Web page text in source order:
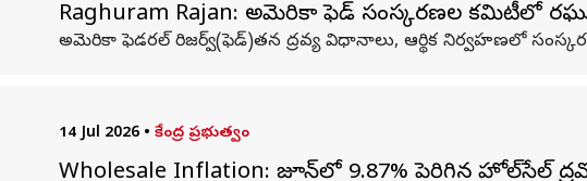
Raghuram Rajan: అమెరికా ఫెడ్‌ సంస్కరణల కమిటీలో
అమెరికా ఫెడరల్‌ రిజర్వ్‌(ఫెడ్‌)తన ద్రవ్య విధానాలు, ఆర్థిక నిర్వహణలో
14 Jul 2026 • కేంద్ర ప్రభుత్వం
Wholesale Inflation: జూన్‌లో 9.87% పెరిగిన హోల్‌సేల్